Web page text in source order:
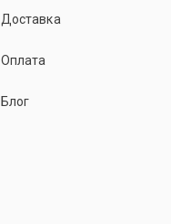
Доставка
Оплата
Блог